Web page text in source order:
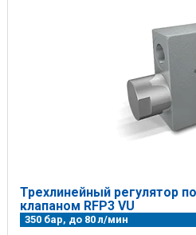
Трехлинейный регулятор
клапаном RFP3 VU
350 бар, до 80 л/мин